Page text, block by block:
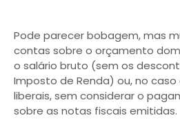
Pode parecer bobagem, mas
contas sobre o orçamento
o salário bruto (sem os
Imposto de Renda) ou, no caso
liberais, sem considerar o
sobre as notas fiscais emitidas.